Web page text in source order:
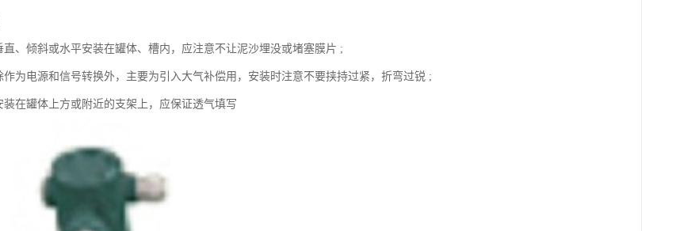
直、倾斜或水平安装在罐体、槽内，应注意不让泥沙埋没或堵塞膜片 ;
作为电源和信号转换外，主要为引入大气补偿用，安装时注意不要挟持过紧，折弯过锐 ;
装在罐体上方或附近的支架上，应保证透气填写